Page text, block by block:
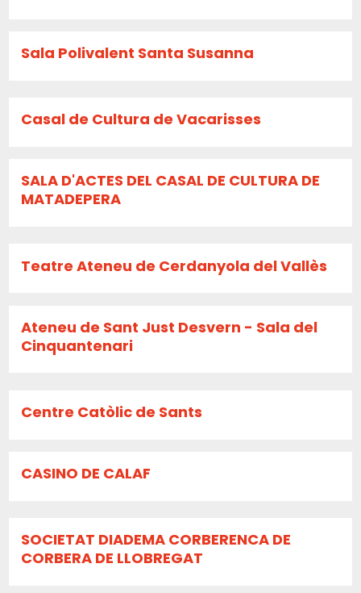
Sala Polivalent Santa Susanna
Casal de Cultura de Vacarisses
SALA D'ACTES DEL CASAL DE CULTURA DE
MATADEPERA
Teatre Ateneu de Cerdanyola del Vallès
Ateneu de Sant Just Desvern - Sala del
Cinquantenari
Centre Catòlic de Sants
CASINO DE CALAF
SOCIETAT DIADEMA CORBERENCA DE
CORBERA DE LLOBREGAT